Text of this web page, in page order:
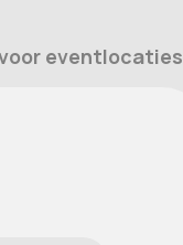
eventlocaties